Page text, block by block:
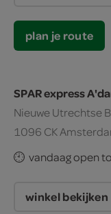
plan je route
SPAR express
Nieuwe Utrechtse
1096 CK
vandaag open
winkel bekijken